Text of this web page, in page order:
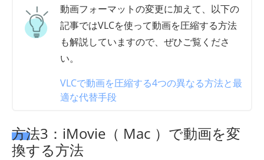
動画フォーマットの変更に加えて、以下の
記事ではVLCを使って動画を圧縮する方法
も解説していますので、ぜひご覧くださ
い。
VLCで動画を圧縮する4つの異なる方法と最
適な代替手段
方法3：iMovie（ Mac ）で動画を変
換する方法